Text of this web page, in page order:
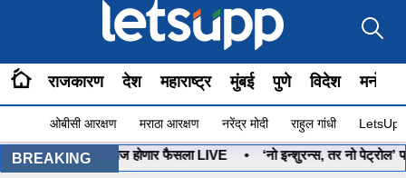
राजकारण देश महाराष्ट्र मुंबई पुणे विदेश
ओबीसी आरक्षण मराठा आरक्षण नरेंद्र मोदी राहुल गांधी
BREAKING
कोणाचा? आज होणार फैसला LIVE • ‘नो इन्शुरन्स, तर नो पेट्रोल’